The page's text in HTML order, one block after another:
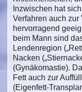
Inzwischen hat
Verfahren auch
hervorragend
beim Mann sind
Lendenregion
Nacken
(Gynäkomastie).
Fett auch zur
(Eigenfett-